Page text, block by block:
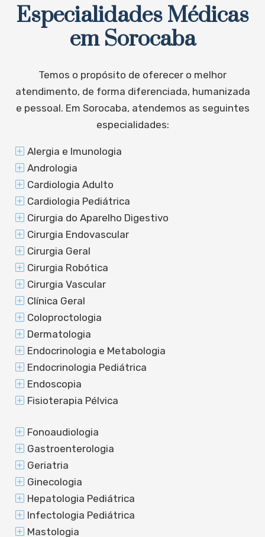
Especialidades Médicas
em Sorocaba
Temos o propósito de oferecer o melhor
atendimento, de forma diferenciada, humanizada
e pessoal. Em Sorocaba, atendemos as seguintes
especialidades:
Alergia e Imunologia
Andrologia
Cardiologia Adulto
Cardiologia Pediátrica
Cirurgia do Aparelho Digestivo
Cirurgia Endovascular
Cirurgia Geral
Cirurgia Robótica
Cirurgia Vascular
Clínica Geral
Coloproctologia
Dermatologia
Endocrinologia e Metabologia
Endocrinologia Pediátrica
Endoscopia
Fisioterapia Pélvica
Fonoaudiologia
Gastroenterologia
Geriatria
Ginecologia
Hepatologia Pediátrica
Infectologia Pediátrica
Mastologia